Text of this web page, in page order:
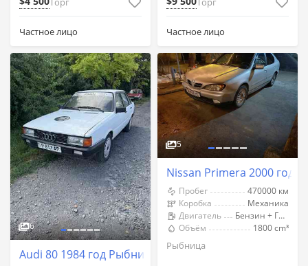
Частное лицо Частное лицо
6
Audi 80 1984 год Рыбница
5
Nissan Primera 2000 год
Пробег
470000 км
Коробка
Механика
Двигатель
Бензин + Газ (Метан)
Объём
1800 cm³
Рыбница